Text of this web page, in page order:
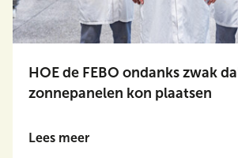
HOE de FEBO ondanks zwak
zonnepanelen kon plaatsen
Lees meer